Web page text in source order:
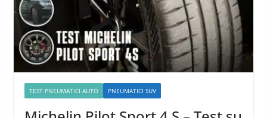
TEST PNEUMATICI AUTO PNEUMATICI SUV